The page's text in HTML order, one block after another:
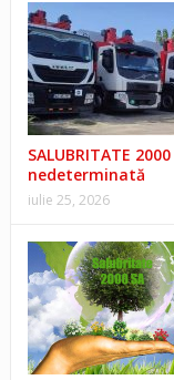
SALUBRITATE
nedeterminată
iulie 25, 2026